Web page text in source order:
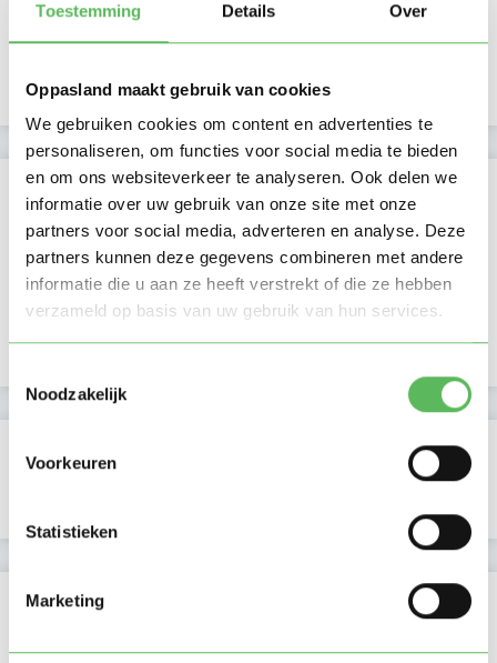
Toestemming Details Over
Oppasland maakt gebruik van cookies
We gebruiken cookies om content en advertenties te
personaliseren, om functies voor social media te bieden
en om ons websiteverkeer te analyseren. Ook delen we
informatie over uw gebruik van onze site met onze
partners voor social media, adverteren en analyse. Deze
partners kunnen deze gegevens combineren met andere
informatie die u aan ze heeft verstrekt of die ze hebben
verzameld op basis van uw gebruik van hun services.
Noodzakelijk
Voorkeuren
Statistieken
Marketing
Namiddag
Activiteit op Oppasland
Laatste activiteit 09-04-2026
Lid sinds 11-10-2023
Profiel bijgewerkt 22-01-2024
Locatie oppasadres (Zoetermeer)